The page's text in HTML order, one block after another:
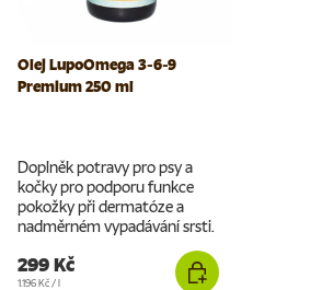
Olej LupoOmega 3-6-9
Premium 250 ml
Doplněk potravy pro psy a
kočky pro podporu funkce
pokožky při dermatóze a
nadměrném vypadávání srsti.
299 Kč
Cena za jednotku
1.196 Kč /l